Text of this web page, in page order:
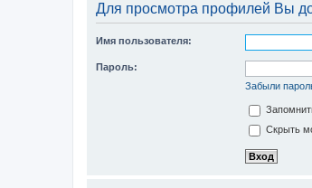
Для просмотра профилей Вы
Имя пользователя:
Пароль:
Забыли
Скрыть